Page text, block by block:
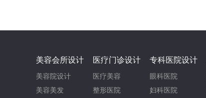
美容会所设计
美容院设计
美容美发
医疗门诊设计
医疗美容
整形医院
专科医院设计
眼科医院
妇科医院